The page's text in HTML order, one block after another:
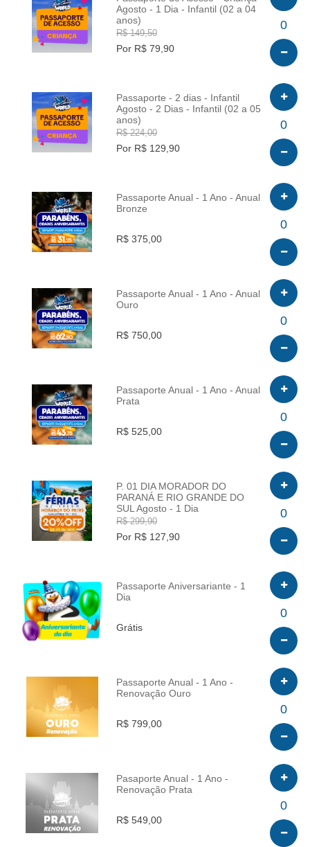
INFO
Agosto - 1 Dia - Infantil (02 a 04
anos)
R$ 149,50
Por R$ 79,90
0
INFO
Passaporte - 2 dias - Infantil
Agosto - 2 Dias - Infantil (02 a 05
anos)
R$ 224,00
Por R$ 129,90
0
INFO
Passaporte Anual - 1 Ano - Anual
Bronze
R$ 375,00
0
INFO
Passaporte Anual - 1 Ano - Anual
Ouro
R$ 750,00
0
INFO
Passaporte Anual - 1 Ano - Anual
Prata
R$ 525,00
0
INFO
P. 01 DIA MORADOR DO
PARANÁ E RIO GRANDE DO
SUL Agosto - 1 Dia
R$ 299,90
Por R$ 127,90
0
INFO
Passaporte Aniversariante - 1
Dia
Grátis
0
INFO
Passaporte Anual - 1 Ano -
Renovação Ouro
R$ 799,00
0
INFO
Pasaporte Anual - 1 Ano -
Renovação Prata
R$ 549,00
0